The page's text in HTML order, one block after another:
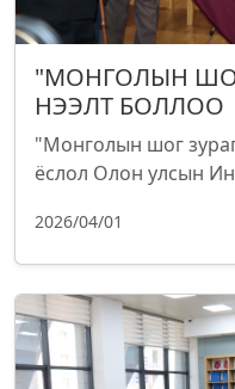
"МОНГОЛЫН
НЭЭЛТ БОЛЛОО
"Монголын шог
ёслол Олон улсын
2026/04/01